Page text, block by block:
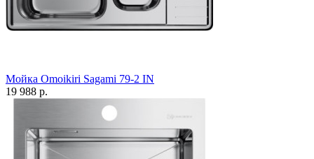
Мойка Omoikiri Sagami 79-2 IN
19 988 р.